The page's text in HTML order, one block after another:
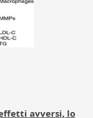
avversi, lo